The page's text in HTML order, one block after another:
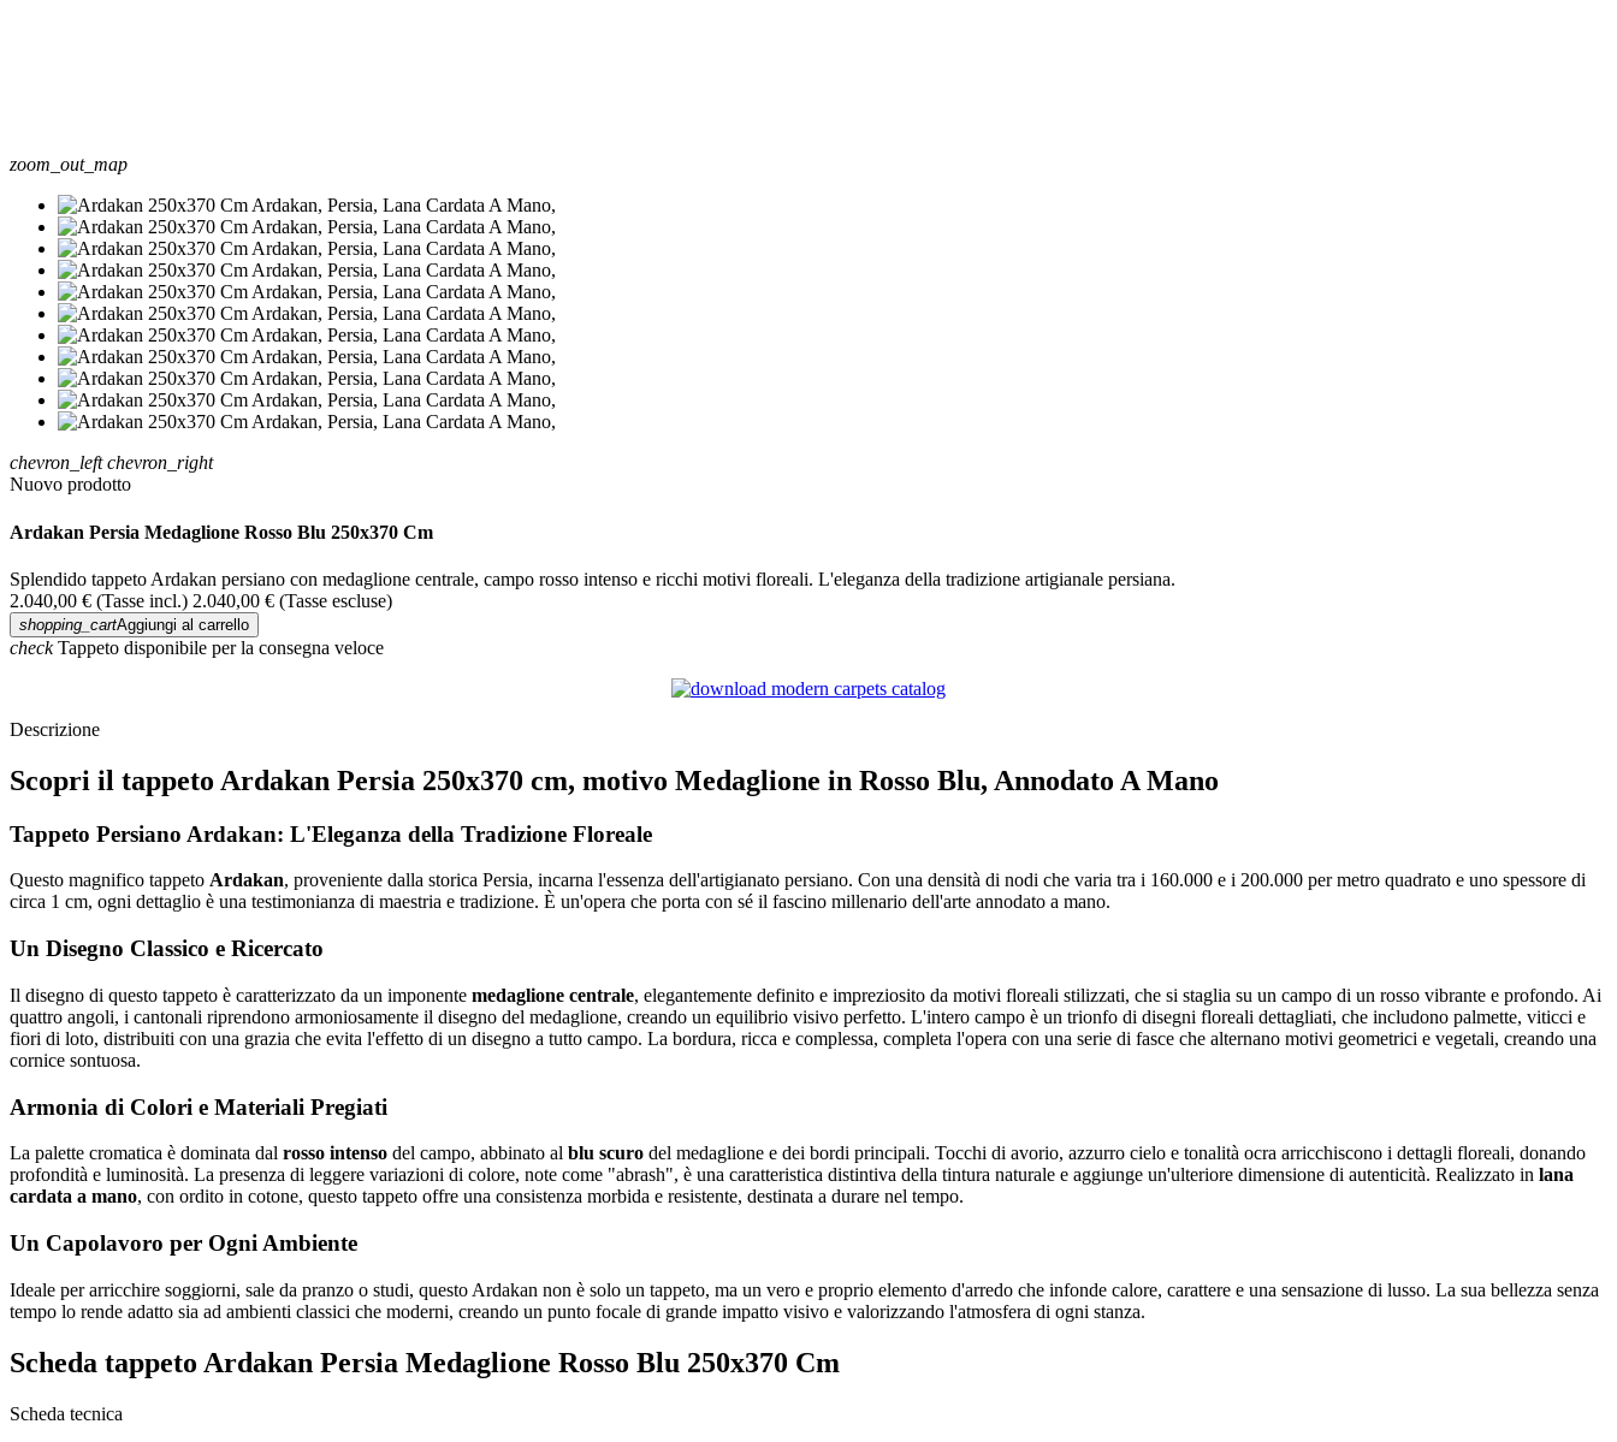
zoom_out_map
chevron_left chevron_right
Nuovo prodotto
Ardakan Persia Medaglione Rosso Blu 250x370 Cm
Splendido tappeto Ardakan persiano con medaglione centrale, campo rosso intenso e ricchi motivi floreali. L'eleganza della tradizione artigianale persiana.
2.040,00 € (Tasse incl.) 2.040,00 € (Tasse escluse)
shopping_cartAggiungi al carrello
checkTappeto disponibile per la consegna veloce
Descrizione
Scopri il tappeto Ardakan Persia 250x370 cm, motivo Medaglione in Rosso Blu, Annodato A Mano
Tappeto Persiano Ardakan: L'Eleganza della Tradizione Floreale
Questo magnifico tappeto Ardakan, proveniente dalla storica Persia, incarna l'essenza dell'artigianato persiano. Con una densità di nodi che varia tra i 160.000 e i 200.000 per metro quadrato e uno spessore di
circa 1 cm, ogni dettaglio è una testimonianza di maestria e tradizione. È un'opera che porta con sé il fascino millenario dell'arte annodato a mano.
Un Disegno Classico e Ricercato
Il disegno di questo tappeto è caratterizzato da un imponente medaglione centrale, elegantemente definito e impreziosito da motivi floreali stilizzati, che si staglia su un campo di un rosso vibrante e profondo. Ai
quattro angoli, i cantonali riprendono armoniosamente il disegno del medaglione, creando un equilibrio visivo perfetto. L'intero campo è un trionfo di disegni floreali dettagliati, che includono palmette, viticci e
fiori di loto, distribuiti con una grazia che evita l'effetto di un disegno a tutto campo. La bordura, ricca e complessa, completa l'opera con una serie di fasce che alternano motivi geometrici e vegetali, creando una
cornice sontuosa.
Armonia di Colori e Materiali Pregiati
La palette cromatica è dominata dal rosso intenso del campo, abbinato al blu scuro del medaglione e dei bordi principali. Tocchi di avorio, azzurro cielo e tonalità ocra arricchiscono i dettagli floreali, donando
profondità e luminosità. La presenza di leggere variazioni di colore, note come "abrash", è una caratteristica distintiva della tintura naturale e aggiunge un'ulteriore dimensione di autenticità. Realizzato in lana
cardata a mano, con ordito in cotone, questo tappeto offre una consistenza morbida e resistente, destinata a durare nel tempo.
Un Capolavoro per Ogni Ambiente
Ideale per arricchire soggiorni, sale da pranzo o studi, questo Ardakan non è solo un tappeto, ma un vero e proprio elemento d'arredo che infonde calore, carattere e una sensazione di lusso. La sua bellezza senza
tempo lo rende adatto sia ad ambienti classici che moderni, creando un punto focale di grande impatto visivo e valorizzando l'atmosfera di ogni stanza.
Scheda tappeto Ardakan Persia Medaglione Rosso Blu 250x370 Cm
Scheda tecnica